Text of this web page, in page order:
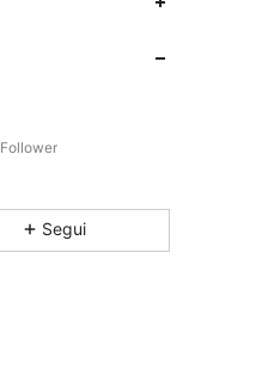
Follower
Segui